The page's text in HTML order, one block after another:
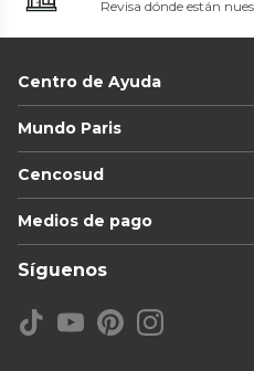
Revisa dónde están
Centro de Ayuda
Mundo Paris
Cencosud
Medios de pago
Síguenos